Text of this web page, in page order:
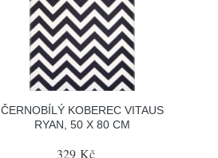
ČERNOBÍLÝ KOBEREC VITAUS
RYAN, 50 X 80 CM
329 Kč